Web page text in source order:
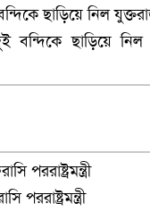
শ্রম রপ্তানি
বন্দিকে ছাড়িয়ে নিল